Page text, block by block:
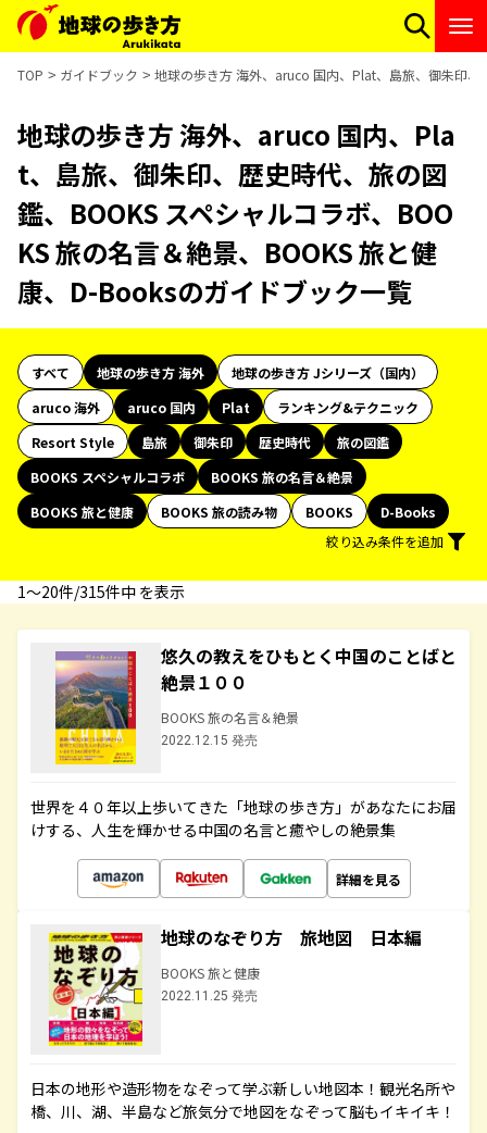
TOP ガイドブック 地球の歩き方 海外、aruco 国内、Plat、島旅、御朱印、
地球の歩き方 海外、aruco 国内、Pla
t、島旅、御朱印、歴史時代、旅の図
鑑、BOOKS スペシャルコラボ、BOO
KS 旅の名言＆絶景、BOOKS 旅と健
康、D-Booksのガイドブック一覧
すべて 地球の歩き方 海外
地球の歩き方 Jシリーズ（国内）
aruco 海外
aruco 国内 Plat
ランキング&テクニック
Resort Style
島旅 御朱印 歴史時代
旅の図鑑
BOOKS スペシャルコラボ
BOOKS 旅の名言＆絶景
BOOKS 旅と健康
BOOKS 旅の読み物 BOOKS
D-Books
絞り込み条件を追加
1〜20件/315件中 を表示
悠久の教えをひもとく中国のことばと
絶景１００
BOOKS 旅の名言＆絶景
2022.12.15 発売
世界を４０年以上歩いてきた「地球の歩き方」があなたにお届
けする、人生を輝かせる中国の名言と癒やしの絶景集
詳細を見る
地球のなぞり方 旅地図 日本編
BOOKS 旅と健康
2022.11.25 発売
日本の地形や造形物をなぞって学ぶ新しい地図本！観光名所や
橋、川、湖、半島など旅気分で地図をなぞって脳もイキイキ！